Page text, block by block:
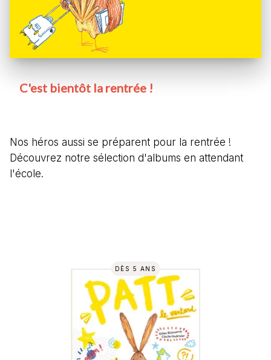
C'est bientôt la rentrée !
Nos héros aussi se préparent pour la rentrée !
Découvrez notre sélection d'albums en attendant
l'école.
DÈS 5 ANS